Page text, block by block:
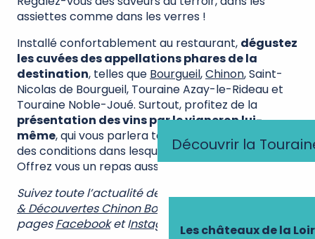
Découvrir la
Les châteaux de la
assiettes comme dans les verres !
Installé confortablement au restaurant, dégustez
les cuvées des appellations phares de la
destination, telles que Bourgueil,Chinon, Saint-
Nicolas de Bourgueil, Touraine Azay-le-Rideau et
Touraine Noble-Joué. Surtout, profitez de la
présentation des vins par le vigneron lui-
même, qui vous parlera tant du goût du vin que
des conditions dans lesquelles il a été façonné.
Offrez vous un repas aussi savoureux qu’instructif !
Suivez toute l’actualité de ladestination Vignobles
& Découvertes Chinon Bourgueil Azay
pagesFacebooket Instagram